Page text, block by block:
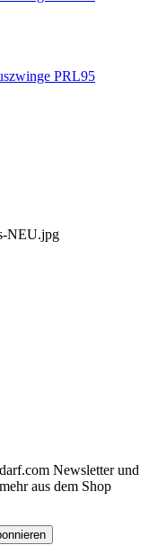
PRL95
Newsletter und
aus dem Shop